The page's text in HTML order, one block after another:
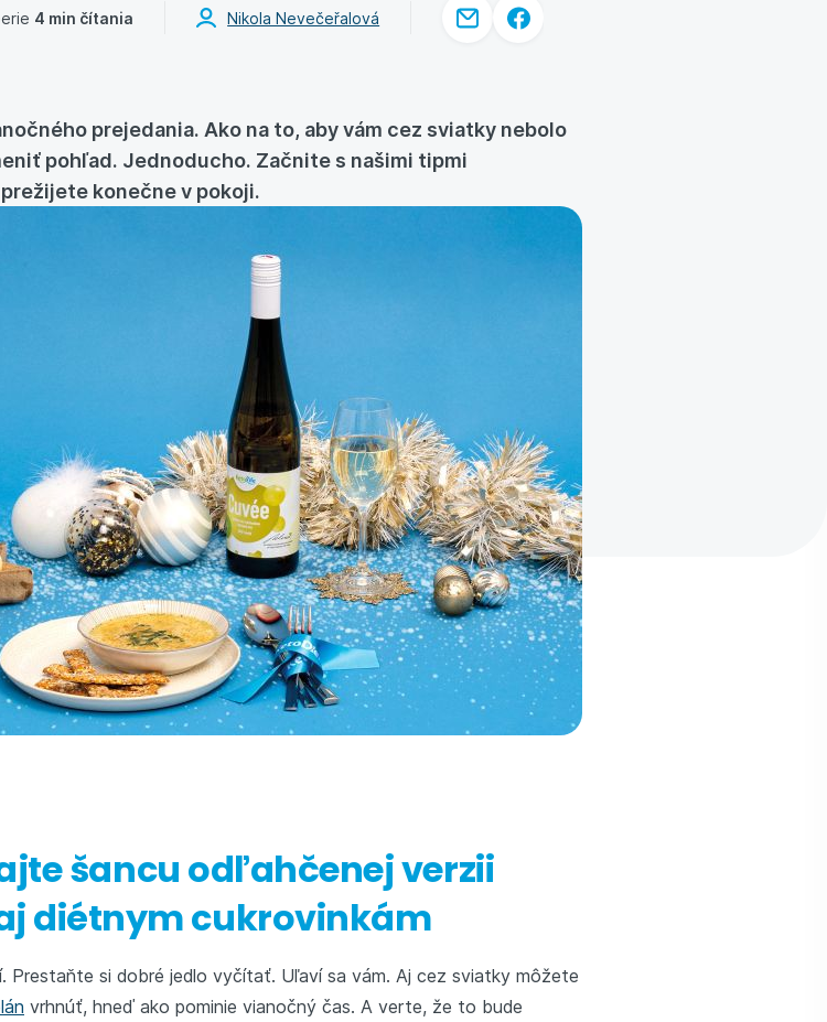
4 min čítania Nikola Nevečeřalová
prejedania. Ako na to, aby vám cez sviatky nebolo
pohľad. Jednoducho. Začnite s našimi tipmi
konečne v pokoji.
šancu odľahčenej verzii
diétnym cukrovinkám
Prestaňte si dobré jedlo vyčítať. Uľaví sa vám. Aj cez sviatky môžete
vrhnúť, hneď ako pominie vianočný čas. A verte, že to bude